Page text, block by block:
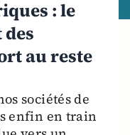
: le
au reste
sociétés de
enfin en train